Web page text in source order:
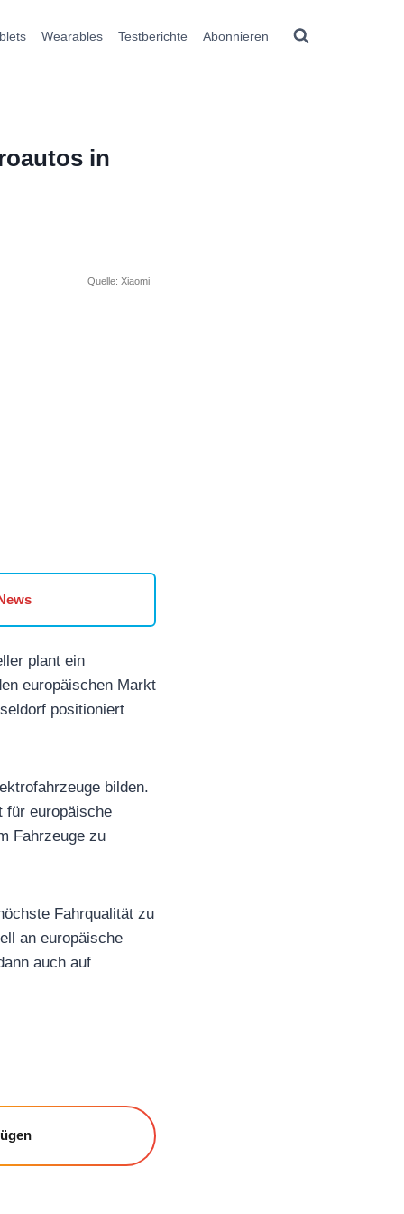
Wearables Testberichte Abonnieren
in
Quelle: Xiaomi
plant ein
europäischen Markt
positioniert
bilden.
für europäische
Fahrzeuge zu
Fahrqualität zu
an europäische
auch auf